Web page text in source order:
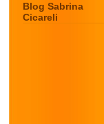
Blog Sabrina
Cicareli